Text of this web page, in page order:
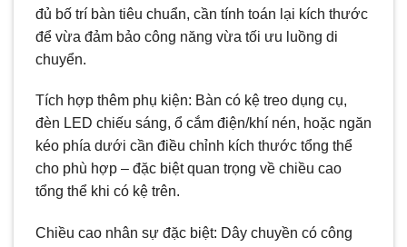
đủ bố trí bàn tiêu chuẩn, cần tính toán lại kích thước
để vừa đảm bảo công năng vừa tối ưu luồng di
chuyển.
Tích hợp thêm phụ kiện: Bàn có kệ treo dụng cụ,
đèn LED chiếu sáng, ổ cắm điện/khí nén, hoặc ngăn
kéo phía dưới cần điều chỉnh kích thước tổng thể
cho phù hợp – đặc biệt quan trọng về chiều cao
tổng thể khi có kệ trên.
Chiều cao nhân sự đặc biệt: Dây chuyền có công